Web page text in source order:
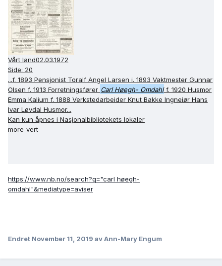
Vårt land02.03.1972
Side: 20
...f. 1893 Pensjonist Toralf Angel Larsen i. 1893 Vaktmester Gunnar
Olsen f. 1913 Forretningsfører Carl Høegh- Omdahl f. 1920 Husmor
Emma Kalium f. 1888 Verkstedarbeider Knut Bakke Ingneiør Hans
Ivar Løvdal Husmor...
Kan kun åpnes i Nasjonalbibliotekets lokaler
more_vert
https://www.nb.no/search?q="carl høegh-
omdahl"&mediatype=aviser
Endret November 11, 2019 av Ann-Mary Engum